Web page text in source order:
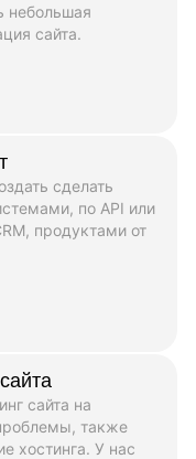
небольшая
сайта.
сделать
по API или
продуктами от
сайта на
также
хостинга. У нас